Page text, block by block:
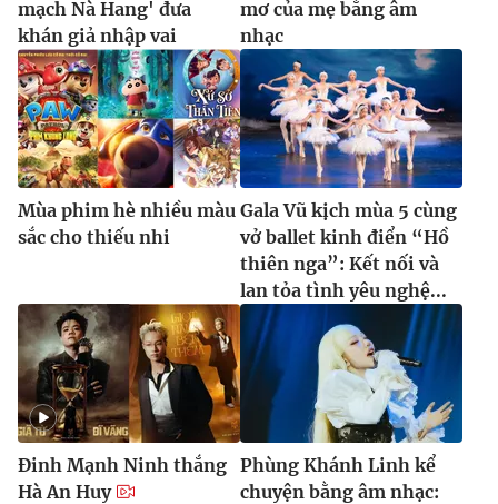
mạch Nà Hang' đưa
khán giả nhập vai
mơ của mẹ bằng âm
nhạc
Mùa phim hè nhiều màu
sắc cho thiếu nhi
Gala Vũ kịch mùa 5 cùng
vở ballet kinh điển “Hồ
thiên nga”: Kết nối và
lan tỏa tình yêu nghệ...
Đinh Mạnh Ninh thắng
Hà An Huy
Phùng Khánh Linh kể
chuyện bằng âm nhạc: